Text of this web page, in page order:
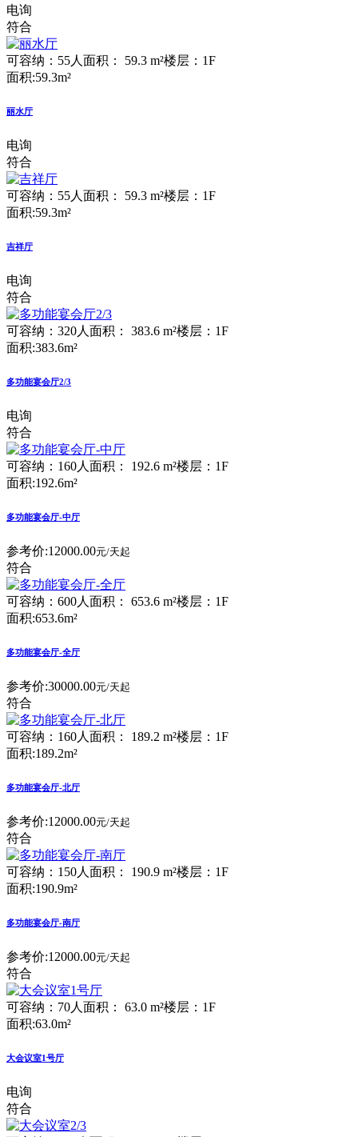
电询
符合
可容纳：55人面积： 59.3 m²楼层：1F
面积:59.3m²
丽水厅
电询
符合
可容纳：55人 面积： 59.3 m²楼层：1F
面积:59.3m²
吉祥厅
电询
符合
可容纳：320人 面积： 383.6 m²楼层：1F
面积:383.6m²
多功能宴会厅2/3
电询
符合
可容纳：160人 面积： 192.6 m²楼层：1F
面积:192.6m²
多功能宴会厅-中厅
参考价:12000.00元/天起
符合
可容纳：600人 面积： 653.6 m²楼层：1F
面积:653.6m²
多功能宴会厅-全厅
参考价:30000.00元/天起
符合
可容纳：160人 面积： 189.2 m²楼层：1F
面积:189.2m²
多功能宴会厅-北厅
参考价:12000.00元/天起
符合
可容纳：150人 面积： 190.9 m²楼层：1F
面积:190.9m²
多功能宴会厅-南厅
参考价:12000.00元/天起
符合
可容纳：70人 面积： 63.0 m²楼层：1F
面积:63.0m²
大会议室1号厅
电询
符合